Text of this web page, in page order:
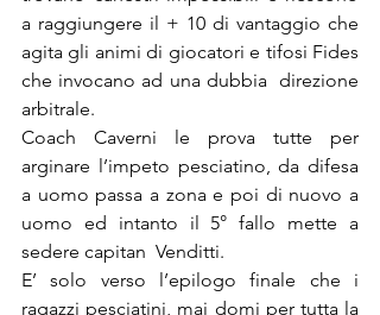
a raggiungere il + 10 di vantaggio che
agita gli animi di giocatori e tifosi Fides
che invocano ad una dubbia  direzione
arbitrale.
Coach Caverni le prova tutte per
arginare l’impeto pesciatino, da difesa
a uomo passa a zona e poi di nuovo a
uomo ed intanto il 5° fallo mette a
sedere capitan  Venditti.
E’ solo verso l’epilogo finale che i
ragazzi pesciatini, mai domi per tutta la